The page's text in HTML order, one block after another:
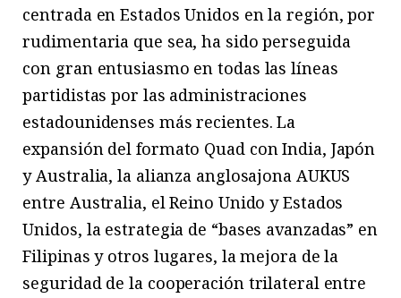
centrada en Estados Unidos en la región, por
rudimentaria que sea, ha sido perseguida
con gran entusiasmo en todas las líneas
partidistas por las administraciones
estadounidenses más recientes. La
expansión del formato Quad con India, Japón
y Australia, la alianza anglosajona AUKUS
entre Australia, el Reino Unido y Estados
Unidos, la estrategia de “bases avanzadas” en
Filipinas y otros lugares, la mejora de la
seguridad de la cooperación trilateral entre